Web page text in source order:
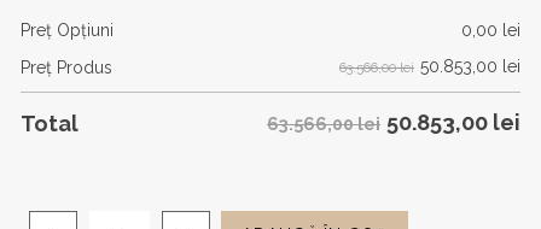
Preţ Opţiuni 0,00 lei
Preţ Produs
63.566,00 lei 50.853,00 lei
Total 63.566,00 lei 50.853,00 lei